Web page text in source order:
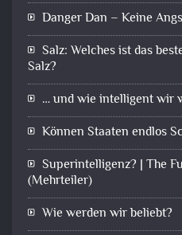
Danger Dan – Keine
Salz: Welches ist das
Salz?
… und wie intelligent wir
Können Staaten endlos
Superintelligenz? | The
(Mehrteiler)
Wie werden wir beliebt?